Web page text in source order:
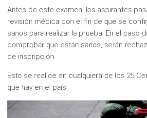
Antes de este examen, los aspirantes
revisión médica con el fin de que se
sanos para realizar la prueba. En el caso
comprobar que están sanos, serán
de inscripción.
Esto se realice en cualquiera de los 25
que hay en el país.